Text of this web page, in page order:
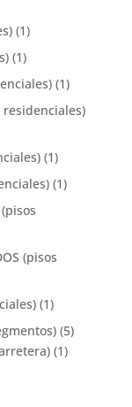
(1)
(1)
(1)
residenciales)
(1)
(1)
(pisos
(pisos
(1)
(5)
(1)